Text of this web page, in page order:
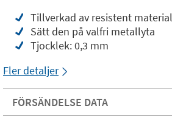
Tillverkad av resistent material
Sätt den på valfri metallyta
Tjocklek: 0,3 mm
Fler detaljer
FÖRSÄNDELSE DATA